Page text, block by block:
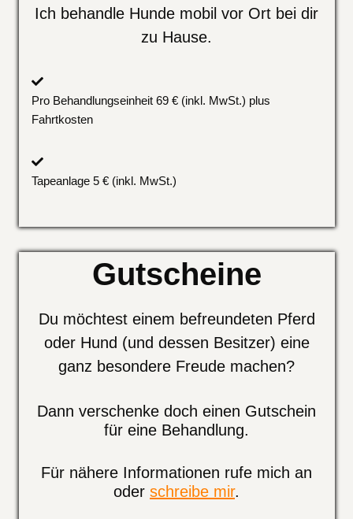
Ich behandle Hunde mobil vor Ort bei dir
zu Hause.
Pro Behandlungseinheit 69 € (inkl. MwSt.) plus
Fahrtkosten
Tapeanlage 5 € (inkl. MwSt.)
Gutscheine
Du möchtest einem befreundeten Pferd
oder Hund (und dessen Besitzer) eine
ganz besondere Freude machen?
Dann verschenke doch einen Gutschein
für eine Behandlung.
Für nähere Informationen rufe mich an
oder schreibe mir.